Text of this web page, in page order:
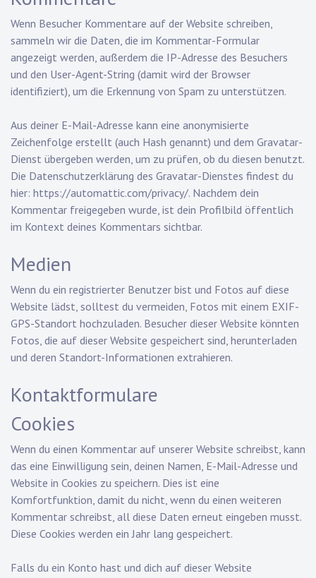
Wenn Besucher Kommentare auf der Website schreiben,
sammeln wir die Daten, die im Kommentar-Formular
angezeigt werden, außerdem die IP-Adresse des Besuchers
und den User-Agent-String (damit wird der Browser
identifiziert), um die Erkennung von Spam zu unterstützen.
Aus deiner E-Mail-Adresse kann eine anonymisierte
Zeichenfolge erstellt (auch Hash genannt) und dem Gravatar-
Dienst übergeben werden, um zu prüfen, ob du diesen benutzt.
Die Datenschutzerklärung des Gravatar-Dienstes findest du
hier: https://automattic.com/privacy/. Nachdem dein
Kommentar freigegeben wurde, ist dein Profilbild öffentlich
im Kontext deines Kommentars sichtbar.
Medien
Wenn du ein registrierter Benutzer bist und Fotos auf diese
Website lädst, solltest du vermeiden, Fotos mit einem EXIF-
GPS-Standort hochzuladen. Besucher dieser Website könnten
Fotos, die auf dieser Website gespeichert sind, herunterladen
und deren Standort-Informationen extrahieren.
Kontaktformulare
Cookies
Wenn du einen Kommentar auf unserer Website schreibst, kann
das eine Einwilligung sein, deinen Namen, E-Mail-Adresse und
Website in Cookies zu speichern. Dies ist eine
Komfortfunktion, damit du nicht, wenn du einen weiteren
Kommentar schreibst, all diese Daten erneut eingeben musst.
Diese Cookies werden ein Jahr lang gespeichert.
Falls du ein Konto hast und dich auf dieser Website